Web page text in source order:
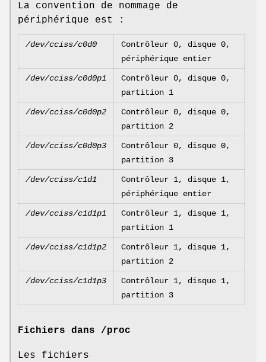
La convention de nommage de
périphérique est :
/dev/cciss/c0d0
Contrôleur 0, disque 0,
périphérique entier
/dev/cciss/c0d0p1
Contrôleur 0, disque 0,
partition 1
/dev/cciss/c0d0p2
Contrôleur 0, disque 0,
partition 2
/dev/cciss/c0d0p3
Contrôleur 0, disque 0,
partition 3
/dev/cciss/c1d1
Contrôleur 1, disque 1,
périphérique entier
/dev/cciss/c1d1p1
Contrôleur 1, disque 1,
partition 1
/dev/cciss/c1d1p2
Contrôleur 1, disque 1,
partition 2
/dev/cciss/c1d1p3
Contrôleur 1, disque 1,
partition 3
Fichiers dans /proc
Les fichiers